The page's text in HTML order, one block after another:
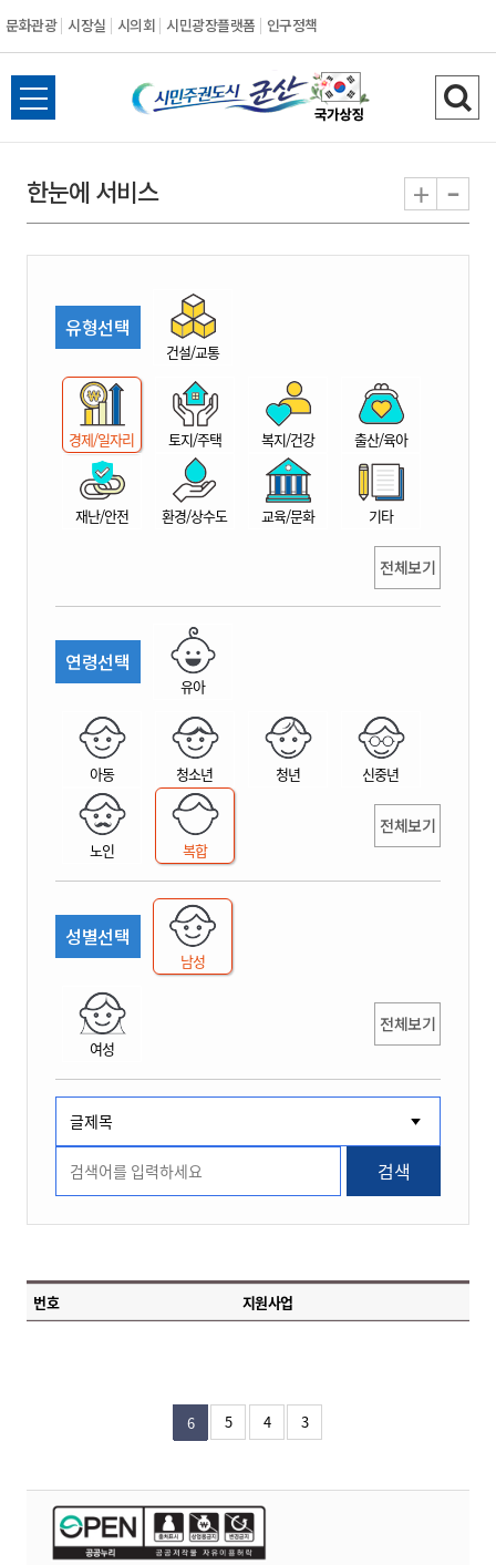
문화관광 시장실 시의회 시민광장플랫폼 인구정책
시
민
권
시
산
전
체
뉴
열
검
색
기
한눈에 서비스 + -
유형선택
건설/교통
경제/일자리 토지/주택 복지/건강 출산/육아
재난/안전 환경/상수도 교육/문화 기타
전체보기
연령선택
유아
아동 청소년 청년 신중년
노인 복합
전체보기
성별선택
남성
여성
전체보기
검색
번호 지원사업
6 5 4 3